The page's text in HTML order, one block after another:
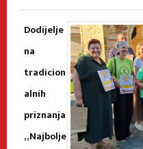
Dodijelje
na
tradicion
alnih
priznanja
„Najbolje